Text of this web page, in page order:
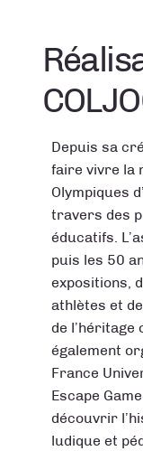
Depuis sa
faire vivre la
Olympiques
travers des
éducatifs.
puis les 50
expositions,
athlètes et
de l’héritage
également
France
Escape
découvrir
ludique et